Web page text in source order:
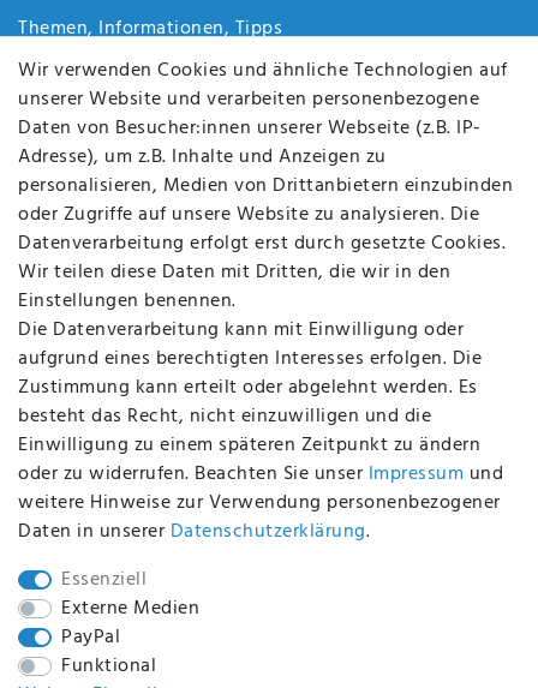
Themen, Informationen, Tipps
Jobs
Über uns
Kontakt
Datenschutz
AGB
FAQ
Batterieentsorgung
Altölverordnung
Impressum
BEQUEM UND SICHER BEZAHLEN MIT
BEI UNS SIND SIE SICHER!
WIR VERSENDEN MIT
Wir verwenden Cookies und ähnliche Technologien auf
unserer Website und verarbeiten personenbezogene
Daten von Besucher:innen unserer Webseite (z.B. IP-
Adresse), um z.B. Inhalte und Anzeigen zu
personalisieren, Medien von Drittanbietern einzubinden
oder Zugriffe auf unsere Website zu analysieren. Die
Datenverarbeitung erfolgt erst durch gesetzte Cookies.
Wir teilen diese Daten mit Dritten, die wir in den
Einstellungen benennen.
Die Datenverarbeitung kann mit Einwilligung oder
aufgrund eines berechtigten Interesses erfolgen. Die
Zustimmung kann erteilt oder abgelehnt werden. Es
besteht das Recht, nicht einzuwilligen und die
Einwilligung zu einem späteren Zeitpunkt zu ändern
oder zu widerrufen. Beachten Sie unser Impressum und
weitere Hinweise zur Verwendung personenbezogener
Daten in unserer Daten­schutz­erklärung.
Essenziell
Externe Medien
PayPal
Funktional